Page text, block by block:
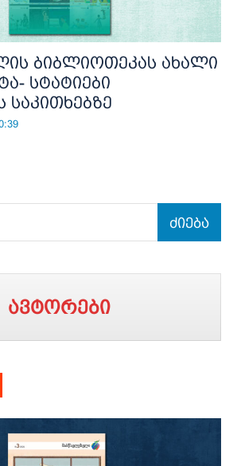
ბიბლიოთეკას ახალი
სტატიები
საკითხებზე
ძიება
ავტორები